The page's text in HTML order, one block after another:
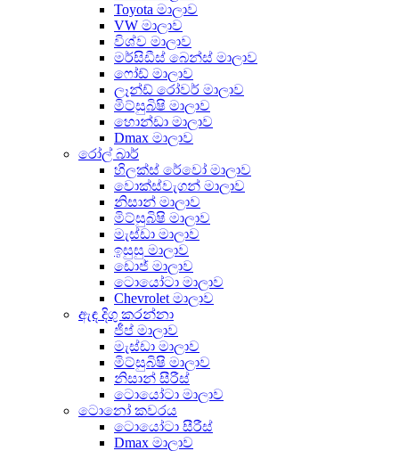
Toyota මාලාව
VW මාලාව
විශ්ව මාලාව
මර්සිඩීස් බෙන්ස් මාලාව
ෆෝඩ් මාලාව
ලෑන්ඩ් රෝවර් මාලාව
මිට්සුබිෂි මාලාව
හොන්ඩා මාලාව
Dmax මාලාව
රෝල් බාර්
හිලක්ස් රේවෝ මාලාව
වොක්ස්වැගන් මාලාව
නිසාන් මාලාව
මිට්සුබිෂි මාලාව
මැස්ඩා මාලාව
ඉසුසු මාලාව
ඩොජ් මාලාව
ටොයෝටා මාලාව
Chevrolet මාලාව
ඇඳ දිගු කරන්නා
ජීප් මාලාව
මැස්ඩා මාලාව
මිට්සුබිෂි මාලාව
නිසාන් සීරීස්
ටොයෝටා මාලාව
ටොනෝ කවරය
ටොයෝටා සීරීස්
Dmax මාලාව